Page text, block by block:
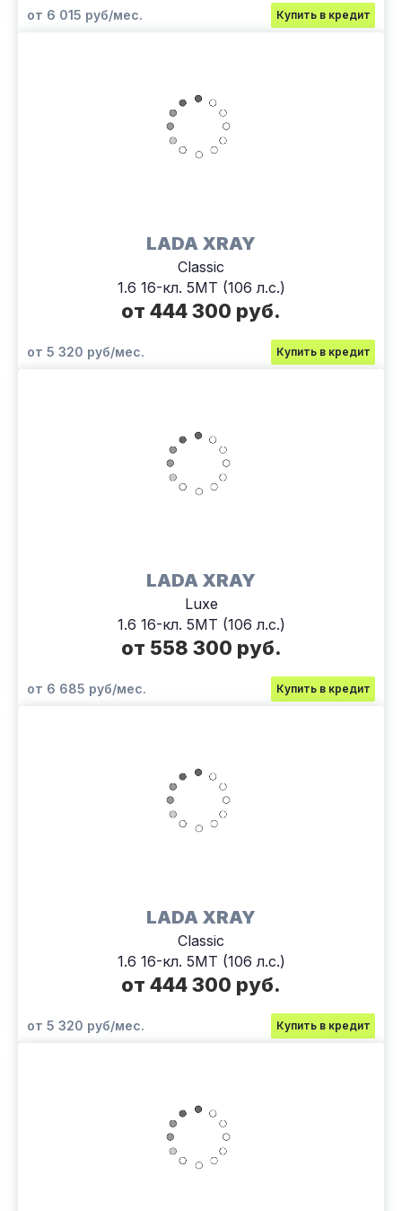
от 6 015 руб/мес. Купить в кредит
LADA XRAY
Classic
1.6 16-кл. 5МТ (106 л.с.)
от 444 300 руб.
от 5 320 руб/мес. Купить в кредит
LADA XRAY
Luxe
1.6 16-кл. 5МТ (106 л.с.)
от 558 300 руб.
от 6 685 руб/мес. Купить в кредит
LADA XRAY
Classic
1.6 16-кл. 5МТ (106 л.с.)
от 444 300 руб.
от 5 320 руб/мес. Купить в кредит